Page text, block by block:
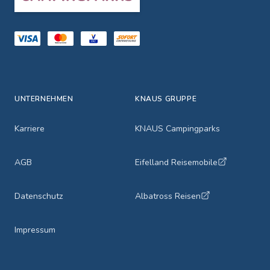
UNTERNEHMEN
Karriere
AGB
Datenschutz
Impressum
KNAUS GRUPPE
KNAUS Campingparks
Eifelland Reisemobile
Albatross Reisen